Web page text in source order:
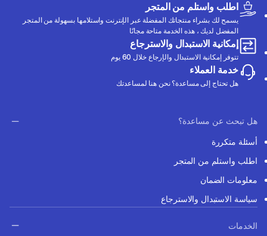
اطلب واستلم من المتجر
يسمح لك بشراء منتجاتك المفضلة عبر الإنترنت واستلامها بسهولة من المتجر
المفضل لديك ، هذه الخدمة متاحة مجانًا
إمكانية الاستبدال والاسترجاع
تتوفر إمكانية الاستبدال والإرجاع خلال 60 يوم
خدمة العملاء
هل تحتاج إلى مساعدة؟ نحن هنا لمساعدتك
هل تبحث عن مساعدة؟
أسئلة متكررة
اطلب واستلم من المتجر
معلومات الضمان
سياسة الاستبدال والاسترجاع
الخدمات